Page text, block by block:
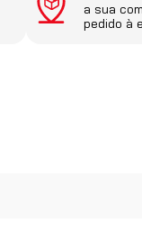
a sua
pedido à